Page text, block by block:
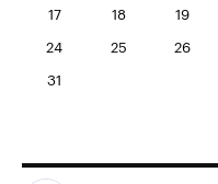
17 18 19
24 25 26
31